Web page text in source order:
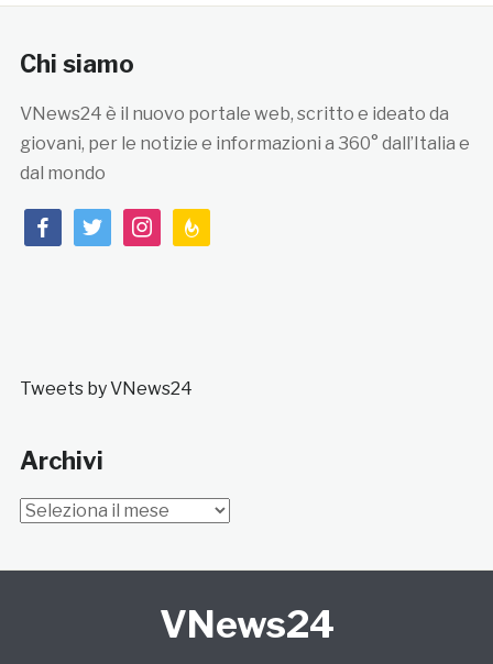
Chi siamo
VNews24 è il nuovo portale web, scritto e ideato da
giovani, per le notizie e informazioni a 360° dall’Italia e
dal mondo
facebooktwitterinstagramfeedburner
Tweets by VNews24
Archivi
Archivi
VNews24